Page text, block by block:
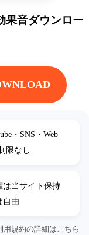
果音ダウンロー
・SNS・Web
限なし
は当サイト保持
自由
用規約の詳細はこちら